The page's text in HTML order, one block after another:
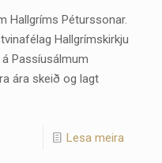
Hallgríms Péturssonar.
Hallgrímskirkju
Passíusálmum
ára skeið og lagt
Lesa meira